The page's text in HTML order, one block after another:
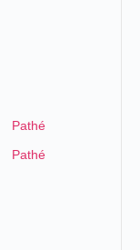
Pathé
Pathé